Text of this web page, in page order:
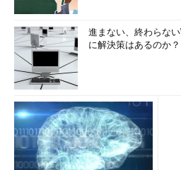
進まない、終わらな
に解決策はあるのか